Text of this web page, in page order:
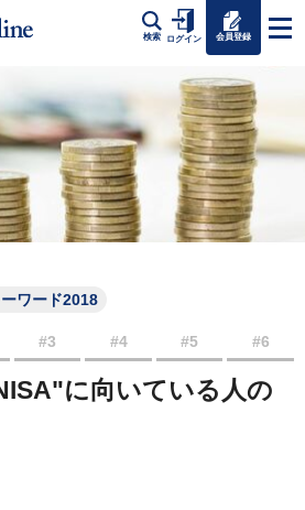
検索 ログイン 会員登録
ワード2018
#3 #4 #5 #6
に向いている人の